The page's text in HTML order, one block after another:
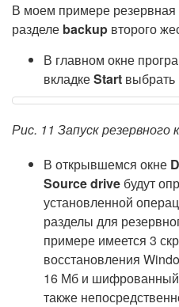
В моем примере резервная
разделе backup второго
В главном окне
вкладкеStart выбрать
Рис. 11 Запуск резервного
В открывшемся окне
Source drive будут
установленной
разделы для
примере имеется 3
восстановления
16 Мб и шифрованный
также